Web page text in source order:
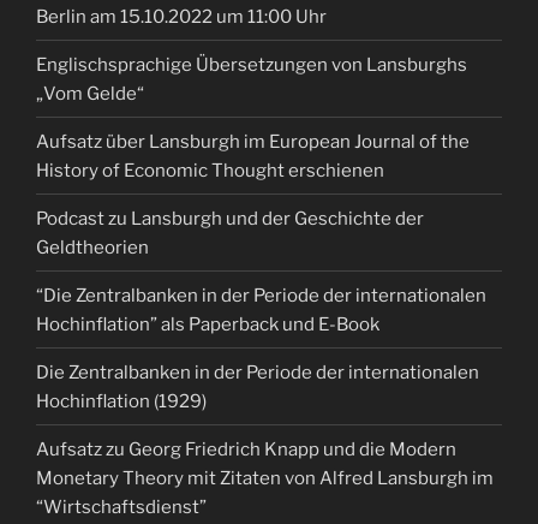
Berlin am 15.10.2022 um 11:00 Uhr
Englischsprachige Übersetzungen von Lansburghs
„Vom Gelde“
Aufsatz über Lansburgh im European Journal of the
History of Economic Thought erschienen
Podcast zu Lansburgh und der Geschichte der
Geldtheorien
“Die Zentralbanken in der Periode der internationalen
Hochinflation” als Paperback und E-Book
Die Zentralbanken in der Periode der internationalen
Hochinflation (1929)
Aufsatz zu Georg Friedrich Knapp und die Modern
Monetary Theory mit Zitaten von Alfred Lansburgh im
“Wirtschaftsdienst”